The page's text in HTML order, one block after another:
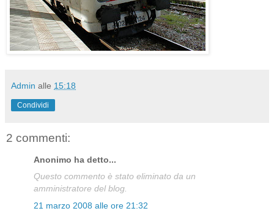
Admin alle 15:18
Condividi
2 commenti:
Anonimo ha detto...
Questo commento è stato eliminato da un
amministratore del blog.
21 marzo 2008 alle ore 21:32